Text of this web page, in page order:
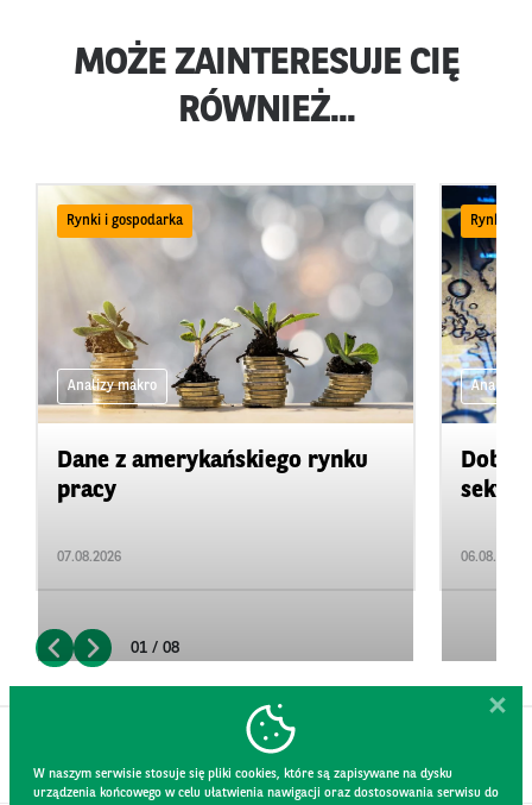
MOŻE ZAINTERESUJE CIĘ
RÓWNIEŻ...
Rynki i gospodarka
Analizy makro
Dane z amerykańskiego rynku
pracy
07.08.2026
Rynki i
Analizy
06.08.2026
01 / 08
W naszym serwisie stosuje się pliki cookies, które są zapisywane na dysku
urządzenia końcowego w celu ułatwienia nawigacji oraz dostosowania serwisu do